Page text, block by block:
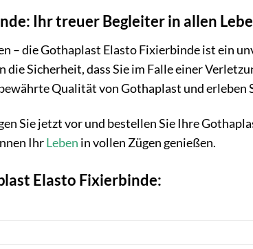
Ihr treuer Begleiter in allen
– die Gothaplast Elasto Fixierbinde ist ein
Sicherheit, dass Sie im Falle einer
Qualität von Gothaplast und erleben
Sie jetzt vor und bestellen Sie Ihre
IhrLeben in vollen Zügen genießen.
Elasto Fixierbinde: